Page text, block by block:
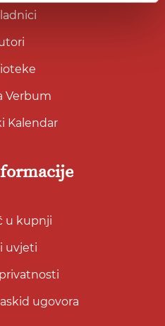
Verbum
Kalendar
u kupnji
uvjeti
ugovora